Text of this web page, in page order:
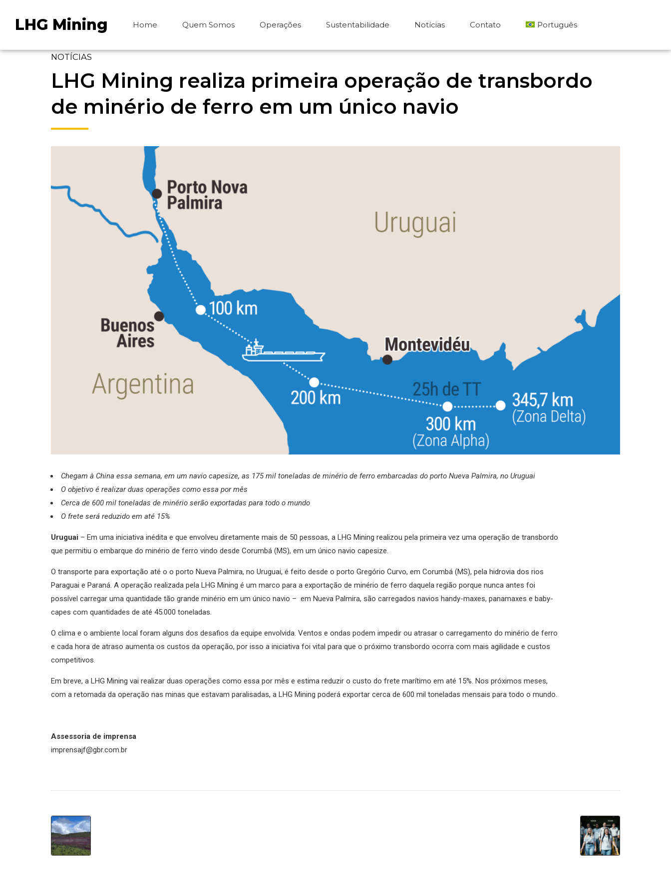
LHG Mining Home Quem Somos Operações Sustentabilidade Notícias Contato Português
English
NOTÍCIAS
LHG Mining realiza primeira operação de transbordo
de minério de ferro em um único navio
Chegam à China essa semana, em um navio capesize, as 175 mil toneladas de minério de ferro embarcadas do porto Nueva Palmira, no Uruguai
O objetivo é realizar duas operações como essa por mês
Cerca de 600 mil toneladas de minério serão exportadas para todo o mundo
O frete será reduzido em até 15%
Uruguai – Em uma iniciativa inédita e que envolveu diretamente mais de 50 pessoas, a LHG Mining realizou pela primeira vez uma operação de transbordo
que permitiu o embarque do minério de ferro vindo desde Corumbá (MS), em um único navio capesize.
O transporte para exportação até o o porto Nueva Palmira, no Uruguai, é feito desde o porto Gregório Curvo, em Corumbá (MS), pela hidrovia dos rios
Paraguai e Paraná. A operação realizada pela LHG Mining é um marco para a exportação de minério de ferro daquela região porque nunca antes foi
possível carregar uma quantidade tão grande minério em um único navio – em Nueva Palmira, são carregados navios handy-maxes, panamaxes e baby-
capes com quantidades de até 45.000 toneladas.
O clima e o ambiente local foram alguns dos desafios da equipe envolvida. Ventos e ondas podem impedir ou atrasar o carregamento do minério de ferro
e cada hora de atraso aumenta os custos da operação, por isso a iniciativa foi vital para que o próximo transbordo ocorra com mais agilidade e custos
competitivos.
Em breve, a LHG Mining vai realizar duas operações como essa por mês e estima reduzir o custo do frete marítimo em até 15%. Nos próximos meses,
com a retomada da operação nas minas que estavam paralisadas, a LHG Mining poderá exportar cerca de 600 mil toneladas mensais para todo o mundo.
Assessoria de imprensa
imprensajf@gbr.com.br